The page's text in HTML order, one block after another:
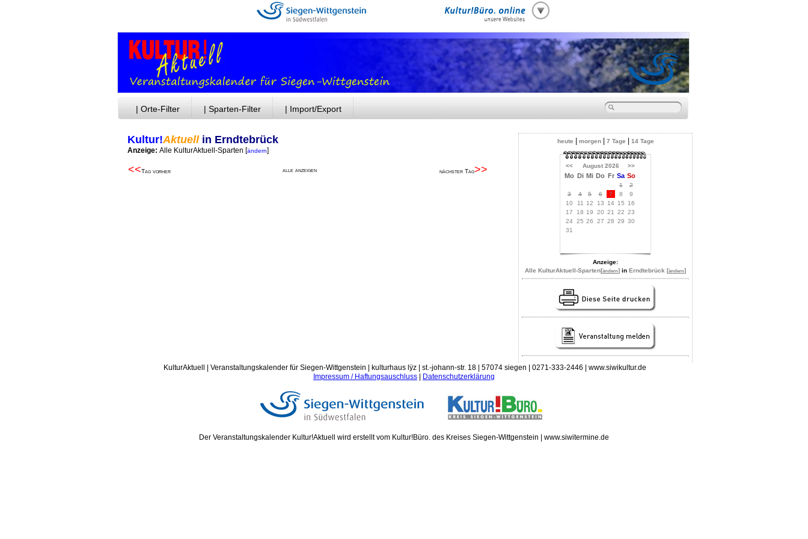
| Orte-Filter | Sparten-Filter | Import/Export
Kultur!Aktuellin Erndtebrück
Anzeige: Alle KulturAktuell-Sparten [ändern]
<<Tag vorher alle anzeigen nächster Tag>>
heute morgen| 7 Tage 14 Tage
<< August 2026 >>
Mo Di Mi Do Fr Sa So
1
2
3
4 5 6 7 8
9
10
11 12 13 14 15
16
17
18 19 20 21 22 23
24
25 26 27 28 29 30
31
Anzeige:
Alle KulturAktuell-Sparten[ändern] in Erndtebrück [ändern]
KulturAktuell | Veranstaltungskalender für Siegen-Wittgenstein | kulturhaus lÿz | st.-johann-str. 18 | 57074 siegen | 0271-333-2446 | www.siwikultur.de
Impressum / Haftungsauschluss
Datenschutzerklärung
Der Veranstaltungskalender Kultur!Aktuell wird erstellt vom Kultur!Büro. des Kreises Siegen-Wittgenstein | www.siwitermine.de